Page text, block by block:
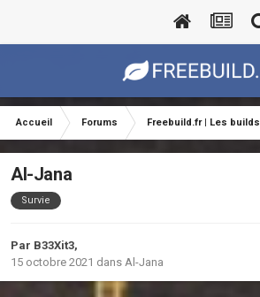
Accueil Forums Freebuild.fr | Les builds
Al-Jana
Survie
Par B33Xit3,
15 octobre 2021 dans Al-Jana